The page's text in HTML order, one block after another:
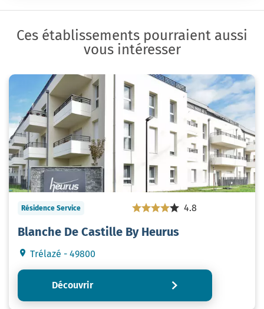
Ces établissements pourraient aussi
vous intéresser
Résidence Service 4.8
Blanche De Castille By Heurus
Trélazé - 49800
Découvrir